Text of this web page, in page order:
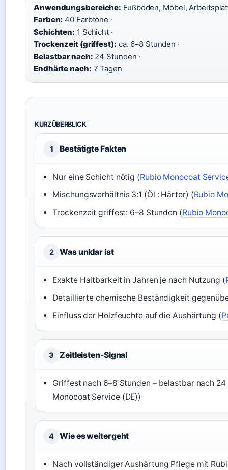
Anwendungsbereiche: Fußböden, Möbel,
Farben: 40 Farbtöne ·
Schichten: 1 Schicht ·
Trockenzeit (griffest): ca. 6–8 Stunden ·
Belastbar nach: 24 Stunden ·
Endhärte nach: 7 Tagen
KURZÜBERBLICK
1 Bestätigte Fakten
Nur eine Schicht nötig (Rubio Monocoat
Mischungsverhältnis 3:1 (Öl : Härter) (Rubio
Trockenzeit griffest: 6–8 Stunden (Rubio
2 Was unklar ist
Exakte Haltbarkeit in Jahren je nach Nutzung (
Detaillierte chemische Beständigkeit
Einfluss der Holzfeuchte auf die Aushärtung (
3 Zeitleisten-Signal
Griffest nach 6–8 Stunden – belastbar nach
Monocoat Service (DE))
4 Wie es weitergeht
Nach vollständiger Aushärtung Pflege mit